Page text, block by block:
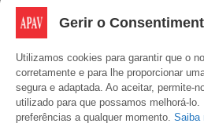
Gerir o
Utilizamos cookies para garantir que o
corretamente e para lhe proporcionar
segura e adaptada. Ao aceitar, permite-
utilizado para que possamos melhorá-lo.
preferências a qualquer momento. Saiba